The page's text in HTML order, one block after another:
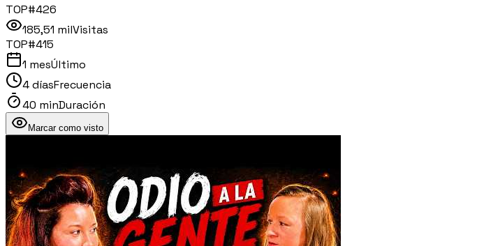
TOP#426
185,51 milVisitas
TOP#415
1 mesÚltimo
4 díasFrecuencia
40 minDuración
Marcar como visto